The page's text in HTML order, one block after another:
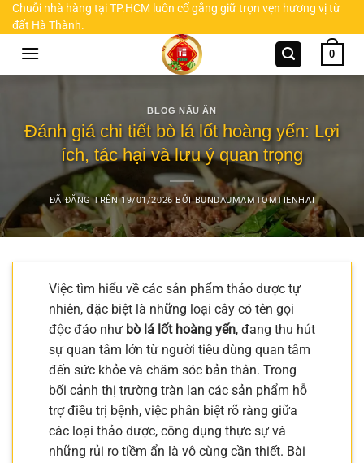
Chuyển
đến
Chuỗi nhà hàng tại TP.HCM luôn cố gắng giữ trọn vẹn hương vị từ
đất Hà Thành.
0
BLOG NẤU ĂN
Đánh giá chi tiết bò lá lốt hoàng yến: Lợi
ích, tác hại và lưu ý quan trọng
ĐÃ ĐĂNG TRÊN19/01/2026 BỞIBUNDAUMAMTOMTIENHAI
Việc tìm hiểu về các sản phẩm thảo dược tự
nhiên, đặc biệt là những loại cây có tên gọi
độc đáo như bò lá lốt hoàng yến, đang thu hút
sự quan tâm lớn từ người tiêu dùng quan tâm
đến sức khỏe và chăm sóc bản thân. Trong
bối cảnh thị trường tràn lan các sản phẩm hỗ
trợ điều trị bệnh, việc phân biệt rõ ràng giữa
các loại thảo dược, công dụng thực sự và
những rủi ro tiềm ẩn là vô cùng cần thiết. Bài